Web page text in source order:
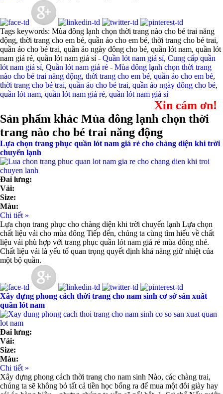
Tags keywords: Mùa đông lạnh chọn thời trang nào cho bé trai năng
động, thời trang cho em bé, quần áo cho em bé, thời trang cho bé trai,
quần áo cho bé trai, quần áo ngày đông cho bé, quần lót nam, quần lót
nam giá rẻ, quần lót nam giá sỉ - Quần lót nam giá sỉ, Cung cấp quần
lót nam giá sỉ, Quần lót nam giá rẻ - Mùa đông lạnh chọn thời trang
nào cho bé trai năng động, thời trang cho em bé, quần áo cho em bé,
thời trang cho bé trai, quần áo cho bé trai, quần áo ngày đông cho bé,
quần lót nam, quần lót nam giá rẻ, quần lót nam giá sỉ
Xin cám ơn!
Sản phẩm khác Mùa đông lạnh chọn thời
trang nào cho bé trai năng động
Lựa chọn trang phục quần lót nam giá rẻ cho chàng diện khi trời
chuyển lạnh
Đai lưng:
Vải:
Size:
Màu:
Chi tiết »
Lựa chọn trang phục cho chàng diện khi trời chuyển lạnh Lựa chọn
chất liệu vải cho mùa đông Tiếp đến, chúng ta cùng tìm hiểu về chất
liệu vải phù hợp với trang phục quần lót nam giá rẻ mùa đông nhé.
Chất liệu vải là yếu tố quan trọng quyết định khả năng giữ nhiệt của
một bộ quần.
Xây dựng phong cách thời trang cho nam sinh cơ sở sản xuất
quần lót nam
Đai lưng:
Vải:
Size:
Màu:
Chi tiết »
Xây dựng phong cách thời trang cho nam sinh Nào, các chàng trai,
chúng ta sẽ không bỏ tất cả tiền học bổng ra để mua một đôi giày hay